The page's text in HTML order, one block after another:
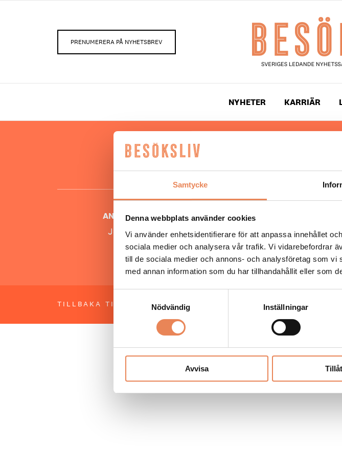
Samtycke
Denna webbplats använder cookies
Vi använder enhetsidentifierare för att anpassa innehållet
sociala medier och analysera vår trafik. Vi vidarebefordrar
till de sociala medier och annons- och analysföretag som
med annan information som du har tillhandahållit eller som
Nödvändig
Inställningar
Avvisa
PRENUMERERA PÅ NYHETSBREV
NYHETER KARRIÄR
Hos oss läser du landets mest
besöksnäringen. Besöksliv i sin
ANSVARIG UTGIVARE
Jonas Siljhammar
Allt material på
enligt lagen
TILLBAKA TILL TOPPEN OM BESÖKSLIV PRENUMERERA